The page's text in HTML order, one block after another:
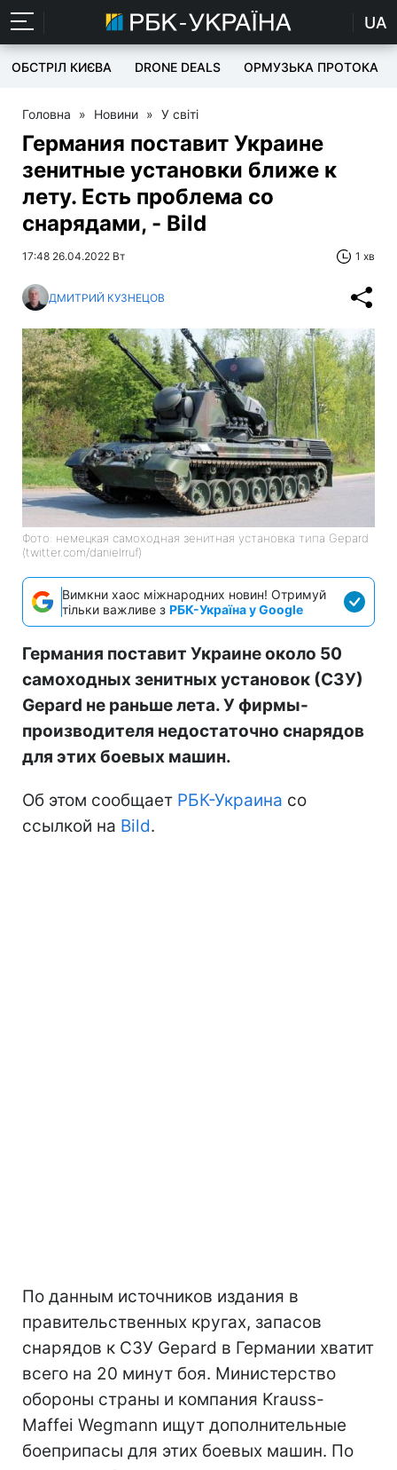
UA
ОБСТРІЛ КИЄВА DRONE DEALS ОРМУЗЬКА ПРОТОКА
Головна » Новини » У світі
Германия поставит Украине
зенитные установки ближе к
лету. Есть проблема со
снарядами, - Bild
17:48 26.04.2022 Вт 1 хв
ДМИТРИЙ КУЗНЕЦОВ
Фото: немецкая самоходная зенитная установка типа Gepard
(twitter.com/danielrruf)
Вимкни хаос міжнародних новин! Отримуй
тільки важливе з РБК-Україна у Google
Германия поставит Украине около 50
самоходных зенитных установок (СЗУ)
Gepard не раньше лета. У фирмы-
производителя недостаточно снарядов
для этих боевых машин.
Об этом сообщает РБК-Украина со
ссылкой на Bild.
По данным источников издания в
правительственных кругах, запасов
снарядов к СЗУ Gepard в Германии хватит
всего на 20 минут боя. Министерство
обороны страны и компания Krauss-
Maffei Wegmann ищут дополнительные
боеприпасы для этих боевых машин. По